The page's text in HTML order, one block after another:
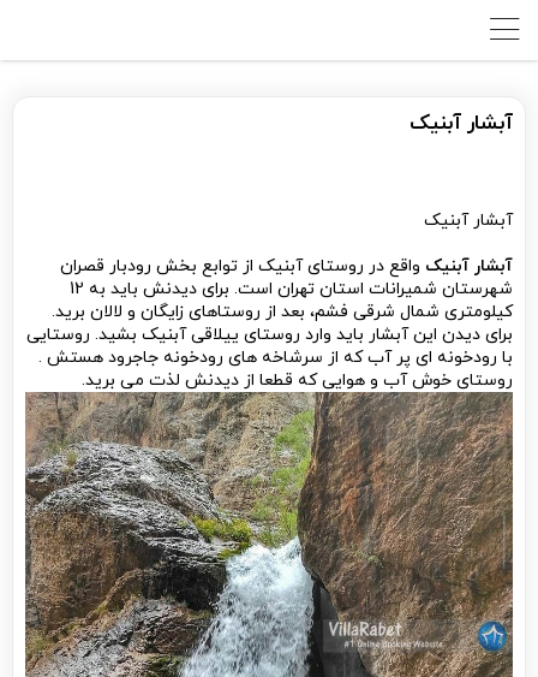
آبشار آبنیک
آبشار آبنیک
آبشار آبنیک واقع در روستای آبنیک از توابع بخش رودبار قصران
شهرستان شمیرانات استان تهران است. برای دیدنش باید به 12
کیلومتری شمال شرقی فشم، بعد از روستاهای زایگان و لالان برید.
برای دیدن این آبشار باید وارد روستای ییلاقی آبنیک بشید. روستایی
با رودخونه ای پر آب که از سرشاخه های رودخونه جاجرود هستش .
روستای خوش آب و هوایی که قطعا از دیدنش لذت می برید.